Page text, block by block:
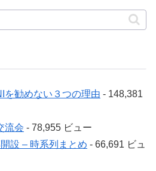
を勧めない３つの理由 - 148,381
流会 - 78,955 ビュー
設 – 時系列まとめ - 66,691 ビュ